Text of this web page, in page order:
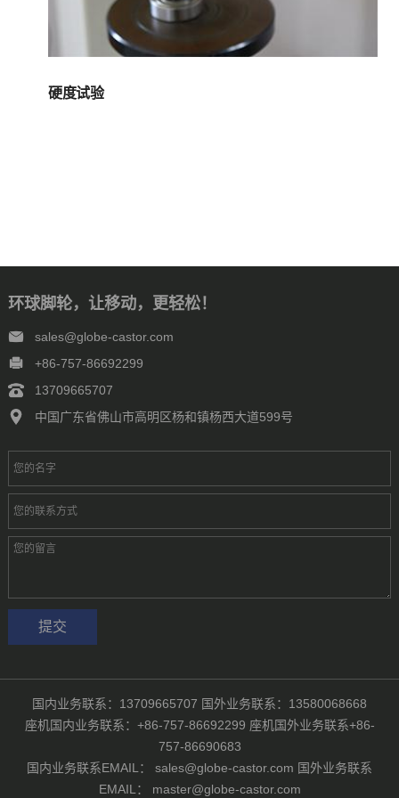
硬度试验
环球脚轮，让移动，更轻松！
sales@globe-castor.com
+86-757-86692299
13709665707
中国广东省佛山市高明区杨和镇杨西大道599号
国内业务联系：13709665707 国外业务联系：13580068668
座机国内业务联系：+86-757-86692299 座机国外业务联系+86-
757-86690683
国内业务联系EMAIL： sales@globe-castor.com 国外业务联系
EMAIL： master@globe-castor.com